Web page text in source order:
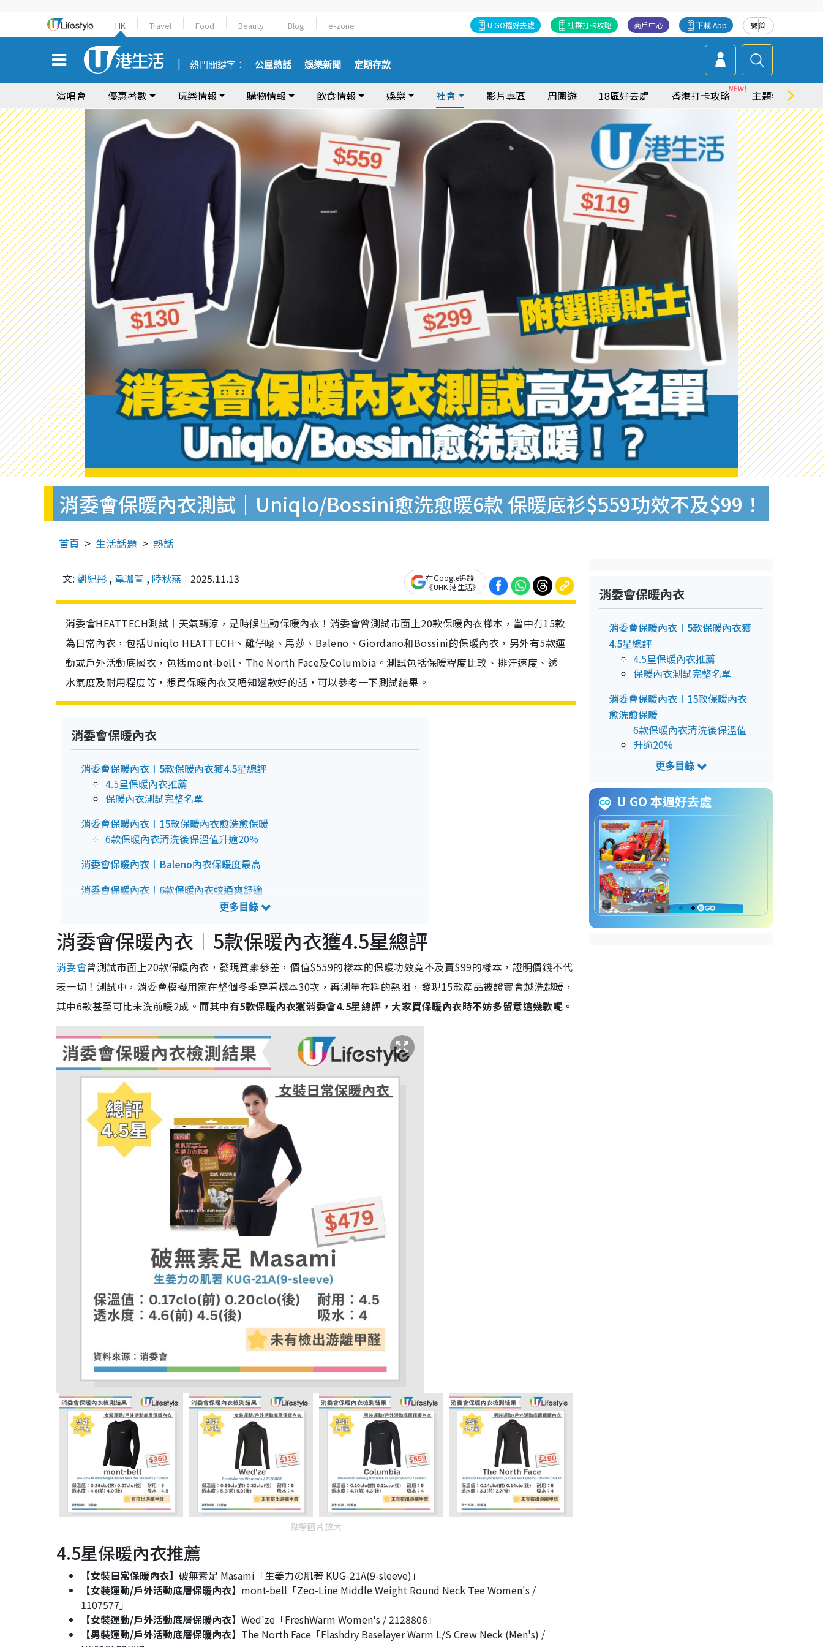
HK Travel Food Beauty Blog e-zone 繁简
下載 App
商戶中心
社群打卡攻略
U GO搵好去處
熱門關鍵字： 公屋熱話 娛樂新聞 定期存款
演唱會 優惠著數 玩樂情報 購物情報 飲食情報 娛樂 社會 影片專區 周圍遊 18區好去處 香港打卡攻略 主題特集
消委會保暖內衣測試｜Uniqlo/Bossini愈洗愈暖6款 保暖底衫$559功效不及$99！
首頁 生活話題 熱話
文: 劉紀彤 , 韋珈萱 , 陸秋燕 2025.11.13
在Google追蹤
《UHK 港生活》
消委會HEATTECH測試︱天氣轉涼，是時候出動保暖內衣！消委會曾測試市面上20款保暖內衣樣本，當中有15款
為日常內衣，包括Uniqlo HEATTECH、雞仔嘜、馬莎、Baleno、Giordano和Bossini的保暖內衣，另外有5款運
動或戶外活動底層衣，包括mont-bell、The North Face及Columbia。測試包括保暖程度比較、排汗速度、透
水氣度及耐用程度等，想買保暖內衣又唔知邊款好的話，可以參考一下測試結果。
消委會保暖內衣
消委會保暖內衣︱5款保暖內衣獲4.5星總評
4.5星保暖內衣推薦
保暖內衣測試完整名單
消委會保暖內衣︱15款保暖內衣愈洗愈保暖
6款保暖內衣清洗後保溫值升逾20%
消委會保暖內衣︱Baleno內衣保暖度最高
消委會保暖內衣︱6款保暖內衣較通爽舒適
消委會保暖內衣｜排汗快乾程度
消委會保暖內衣｜保暖內衣選購貼士Q&A
保暖內衣選購貼士︱1. 保暖衣多久洗一次？
保暖內衣選購貼士︱2. 什麼材質的衣服最保暖？
保暖內衣選購貼士︱3. 皮膚敏感或濕疹患者適合哪種保暖內衣？
消委會保暖內衣︱5款保暖內衣獲4.5星總評
消委會曾測試市面上20款保暖內衣，發現質素參差，價值$559的樣本的保暖功效竟不及賣$99的樣本，證明價錢不代
表一切！測試中，消委會模擬用家在整個冬季穿着樣本30次，再測量布料的熱阻，發現15款產品被證實會越洗越暖，
其中6款甚至可比未洗前暖2成。 而其中有5款保暖內衣獲消委會4.5星總評，大家買保暖內衣時不妨多留意這幾款呢。
點擊圖片放大
4.5星保暖內衣推薦
【女裝日常保暖內衣】 破無素足 Masami「生姜力の肌著 KUG-21A(9-sleeve)」
【女裝運動/戶外活動底層保暖內衣】 mont-bell「Zeo-Line Middle Weight Round Neck Tee Women's /
1107577」
【女裝運動/戶外活動底層保暖內衣】 Wed'ze「FreshWarm Women's / 2128806」
【男裝運動/戶外活動底層保暖內衣】 The North Face「Flashdry Baselayer Warm L/S Crew Neck (Men's) /
消委會保暖內衣
消委會保暖內衣︱5款保暖內衣獲
4.5星總評
4.5星保暖內衣推薦
保暖內衣測試完整名單
消委會保暖內衣︱15款保暖內衣
愈洗愈保暖
6款保暖內衣清洗後保溫值
升逾20%
消委會保暖內衣︱Baleno內衣保
暖度最高
消委會保暖內衣︱6款保暖內衣較
通爽舒適
6款保暖內衣透水表現好
消委會保暖內衣｜排汗快乾程度
消委會保暖內衣｜保暖內衣選購
貼士Q&A
保暖內衣選購貼士︱1. 保暖
U GO 本週好去處